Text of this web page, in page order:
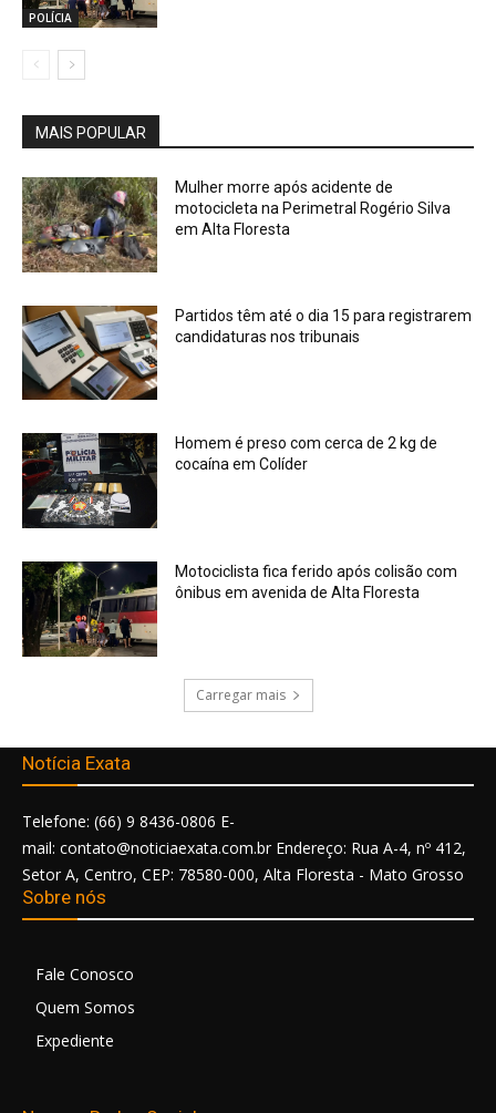
POLÍCIA
MAIS POPULAR
Mulher morre após acidente de
motocicleta na Perimetral Rogério Silva
em Alta Floresta
Partidos têm até o dia 15 para registrarem
candidaturas nos tribunais
Homem é preso com cerca de 2 kg de
cocaína em Colíder
Motociclista fica ferido após colisão com
ônibus em avenida de Alta Floresta
Carregar mais
Notícia Exata
Telefone: (66) 9 8436-0806 E-
mail: contato@noticiaexata.com.br Endereço: Rua A-4, nº 412,
Setor A, Centro, CEP: 78580-000, Alta Floresta - Mato Grosso
Sobre nós
Fale Conosco
Quem Somos
Expediente